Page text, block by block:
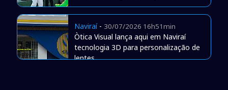
Naviraí- 30/07/2026 16h51min
Òtica Visual lança aqui em Naviraí
tecnologia 3D para personalização de
lentes